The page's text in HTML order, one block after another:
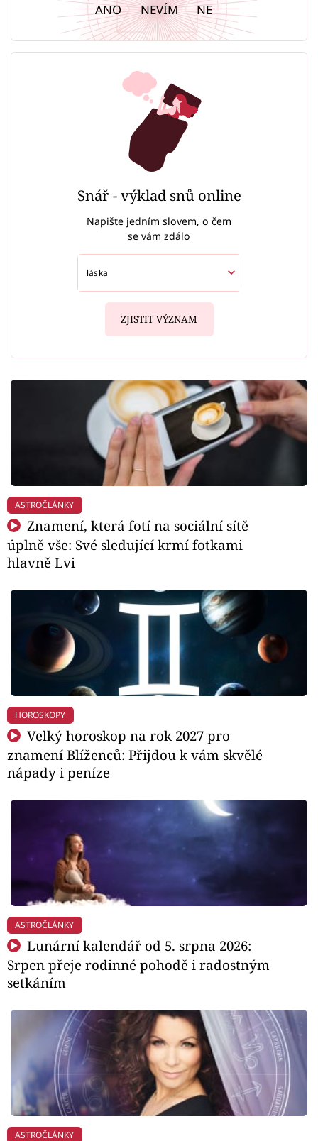
ANO NEVÍM NE
Snář - výklad snů online
Napište jedním slovem, o čem
se vám zdálo
ZJISTIT VÝZNAM
ASTROČLÁNKY
Znamení, která fotí na sociální sítě
úplně vše: Své sledující krmí fotkami
hlavně Lvi
HOROSKOPY
Velký horoskop na rok 2027 pro
znamení Blíženců: Přijdou k vám skvělé
nápady i peníze
ASTROČLÁNKY
Lunární kalendář od 5. srpna 2026:
Srpen přeje rodinné pohodě i radostným
setkáním
ASTROČLÁNKY